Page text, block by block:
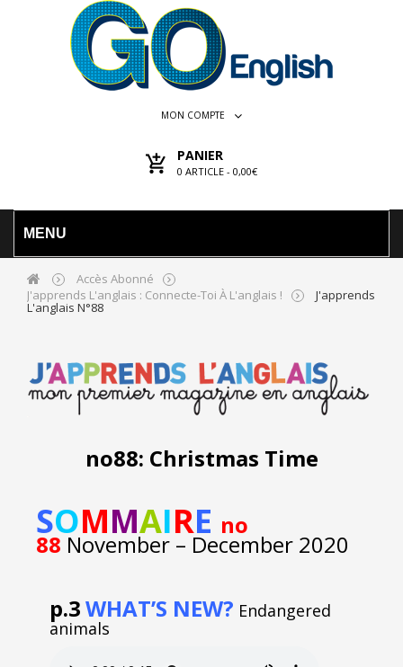
MON COMPTE
PANIER
0 ARTICLE - 0,00€
MENU
Accès Abonné
J'apprends L'anglais : Connecte-Toi À L'anglais !
J'apprends
L'anglais N°88
no88: Christmas Time
SOMMAIRE no
88 November – December 2020
p.3WHAT’S NEW? Endangered
animals